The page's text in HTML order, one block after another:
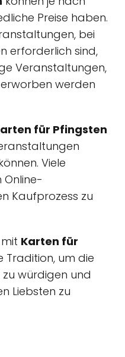
Preise haben.
bei
erforderlich sind,
Veranstaltungen,
werden
für Pfingsten
Viele
Kaufprozess zu
Karten für
Tradition, um die
würdigen und
Liebsten zu